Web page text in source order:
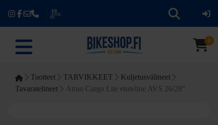
0
Tuotteet TARVIKKEET
Kuljetusvälineet
Tavaratelineet
Atran Cargo Lite etuteline AVS 26/28"